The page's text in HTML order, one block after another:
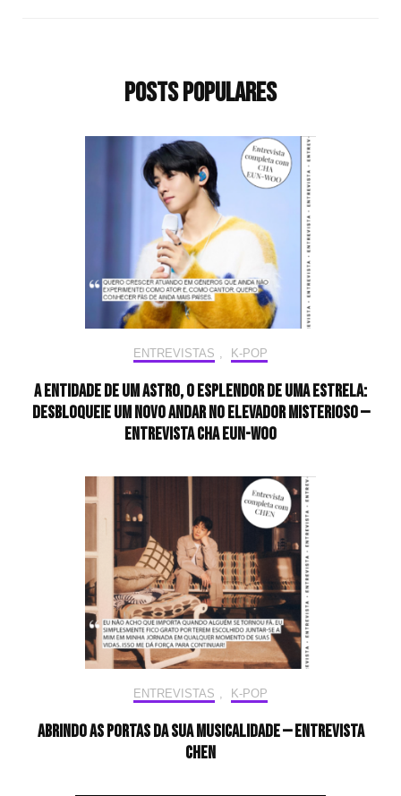
Posts populares
ENTREVISTAS K-POP
A entidade de um astro, o esplendor de uma estrela:
desbloqueie um novo andar no elevador misterioso —
Entrevista CHA EUN-WOO
ENTREVISTAS K-POP
Abrindo as portas da sua musicalidade — Entrevista
CHEN